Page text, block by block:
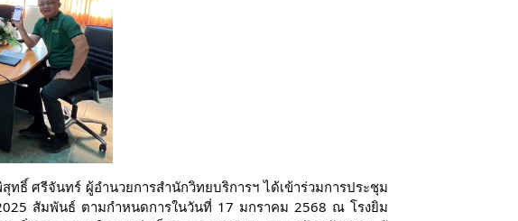
ธิ์ ศรีจันทร์ ผู้อำนวยการสำนักวิทยบริการฯ ได้เข้าร่วมการประชุม
สัมพันธ์ ตามกำหนดการในวันที่ 17 มกราคม 2568 ณ โรงยิม